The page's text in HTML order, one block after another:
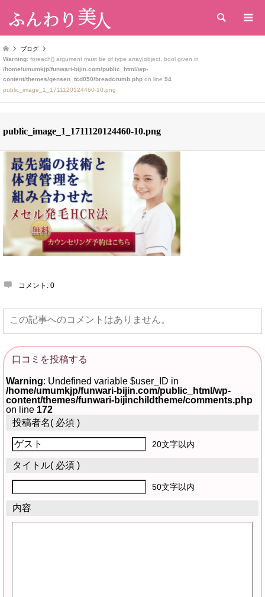
検索
ブログ
Warning: foreach() argument must be of type array|object, bool given in
/home/umumkjp/funwari-bijin.com/public_html/wp-
content/themes/gensen_tcd050/breadcrumb.php on line 94
public_image_1_1711120124460-10.png
public_image_1_1711120124460-10.png
コメント: 0
この記事へのコメントはありません。
口コミを投稿する
Warning : Undefined variable $user_ID in
/home/umumkjp/funwari-bijin.com/public_html/wp-
content/themes/funwari-bijinchildtheme/comments.php
on line 172
投稿者名( 必須 )
20文字以内
タイトル( 必須 )
50文字以内
内容